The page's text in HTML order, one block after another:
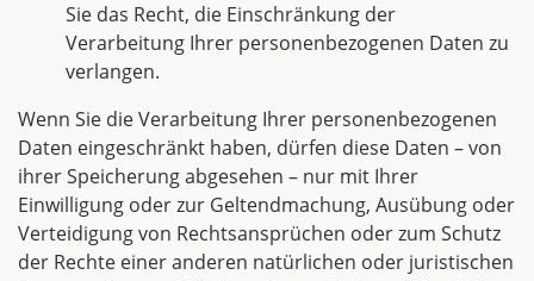
Sie das Recht, die Einschränkung der
Verarbeitung Ihrer personenbezogenen Daten zu
verlangen.
Wenn Sie die Verarbeitung Ihrer personenbezogenen
Daten eingeschränkt haben, dürfen diese Daten – von
ihrer Speicherung abgesehen – nur mit Ihrer
Einwilligung oder zur Geltendmachung, Ausübung oder
Verteidigung von Rechtsansprüchen oder zum Schutz
der Rechte einer anderen natürlichen oder juristischen